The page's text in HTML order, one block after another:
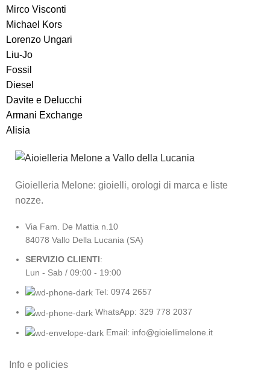
Mirco Visconti
Michael Kors
Lorenzo Ungari
Liu-Jo
Fossil
Diesel
Davite e Delucchi
Armani Exchange
Alisia
Gioielleria Melone: gioielli, orologi di marca e liste
nozze.
Via Fam. De Mattia n.10
84078 Vallo Della Lucania (SA)
SERVIZIO CLIENTI:
Lun - Sab / 09:00 - 19:00
Tel: 0974 2657
WhatsApp: 329 778 2037
Email: info@gioiellimelone.it
Info e policies